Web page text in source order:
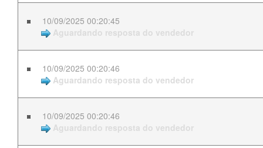
10/09/2025 00:20:45
Aguardando resposta do vendedor
10/09/2025 00:20:46
Aguardando resposta do vendedor
10/09/2025 00:20:46
Aguardando resposta do vendedor